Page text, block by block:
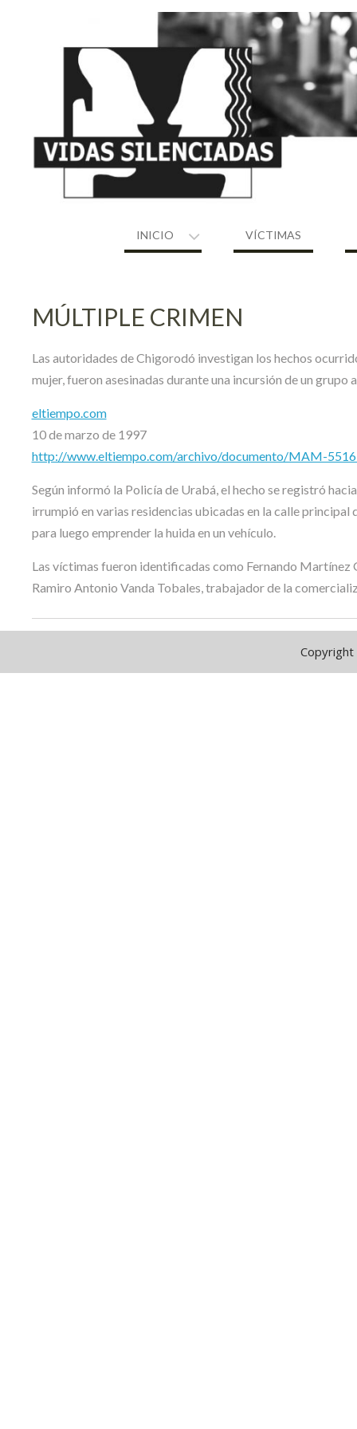
INICIO VÍCTIMAS
MÚLTIPLE CRIMEN
Las autoridades de Chigorodó investigan los hechos
mujer, fueron asesinadas durante una incursión de un grupo
eltiempo.com
10 de marzo de 1997
http://www.eltiempo.com/archivo/documento/MAM-
Según informó la Policía de Urabá, el hecho se registró
irrumpió en varias residencias ubicadas en la calle
para luego emprender la huida en un vehículo.
Las víctimas fueron identificadas como Fernando Martínez
Ramiro Antonio Vanda Tobales, trabajador de la
Copyright